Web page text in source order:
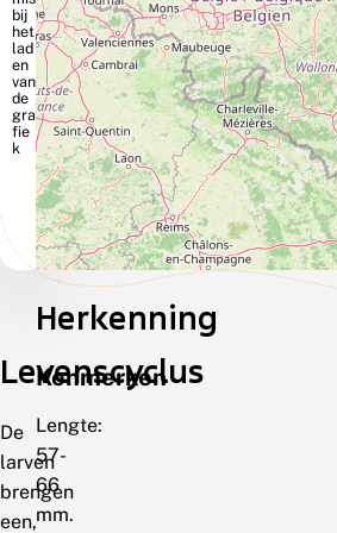
Levenscyclus
De
larven
brengen
een,
Herkenning
Kenmerken
Lengte:
57-
66
mm.